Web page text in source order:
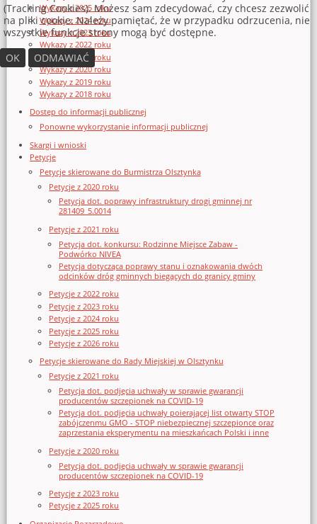
Wykazy z 2025 roku
Wykazy z 2024 roku
Wykazy z 2023 roku
Wykazy z 2022 roku
Wykazy z 2021 roku
Wykazy z 2020 roku
Wykazy z 2019 roku
Wykazy z 2018 roku
Dostęp do informacji publicznej
Ponowne wykorzystanie informacji publicznej
Skargi i wnioski
Petycje
Petycje skierowane do Burmistrza Olsztynka
Petycje z 2020 roku
Petycja dot. poprawy infrastruktury drogi gminnej nr
281409_5.0014
Petycje z 2021 roku
Petycja dot. konkursu: Rodzinne Miejsce Zabaw -
Podwórko NIVEA
Petycja dotycząca poprawy stanu i oznakowania dwóch
odcinków dróg gminnych biegących do granicy gminy
Petycje z 2022 roku
Petycje z 2023 roku
Petycje z 2024 roku
Petycje z 2025 roku
Petycje z 2026 roku
Petycje skierowane do Rady Miejskiej w Olsztynku
Petycje z 2021 roku
Petycja dot. podjęcia uchwały w sprawie gwarancji
producentów szczepionek na COVID-19
Petycja dot. podjęcia uchwały poierającej list otwarty STOP
zabójczenmu GMO - STOP niebezpiecznej szczepionce oraz
zaprzestania eksperymentu na mieszkańcach Polski i inne
Petycje z 2020 roku
Petycja dot. podjęcia uchwały w sprawie gwarancji
producentów szczepionek na COVID-19
Petycje z 2023 roku
Petycje z 2025 roku
(Tracking Cookies). Możesz sam zdecydować, czy chcesz zezwolić
na pliki cookie. Należy pamiętać, że w przypadku odrzucenia, nie
wszystkie funkcje strony mogą być dostępne.
OK
ODMAWIAĆ